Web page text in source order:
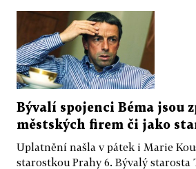
Bývalí spojenci Béma jsou
městských firem či jako
Uplatnění našla v pátek i Marie
starostkou Prahy 6. Bývalý starosta